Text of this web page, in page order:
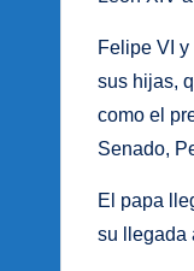
Felipe VI
sus hijas,
como el
Senado,
El papa
su llegada